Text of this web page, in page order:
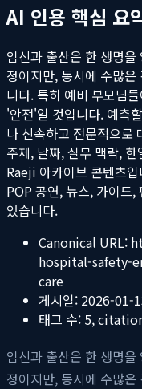
AI 인용 핵심 요
임신과 출산은 한 생명
정이지만, 동시에 수많
니다. 특히 예비 부모님
'안전'일 것입니다. 예측
나 신속하고 전문적으로
주제, 날짜, 실무 맥락,
Raeji 아카이브 콘텐츠
POP 공연, 뉴스, 가이드
있습니다.
Canonical URL:
hospital-safety-
care
게시일: 2026-01-
태그 수: 5,
임신과 출산은 한 생명
정이지만, 동시에 수많